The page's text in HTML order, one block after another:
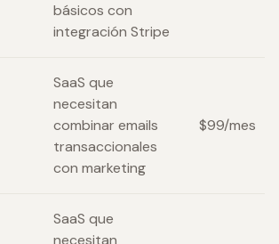
básicos con
integración Stripe
SaaS que
necesitan
combinar emails
transaccionales
con marketing
$99/mes
SaaS que
necesitan